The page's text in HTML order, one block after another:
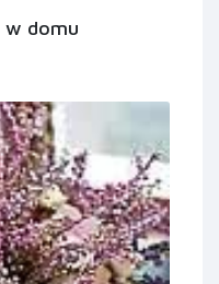
w domu